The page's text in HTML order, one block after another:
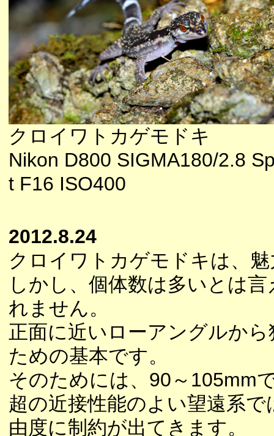
クロイワトカゲモドキ
Nikon D800 SIGMA180/2.8
t F16 ISO400
2012.8.24
クロイワトカゲモドキは、
しかし、個体数は多いとは
れません。
正面に近いローアングルか
ための基本です。
そのためには、90～105mm
超の近接性能のよい望遠系
由度に制約が出てきます。